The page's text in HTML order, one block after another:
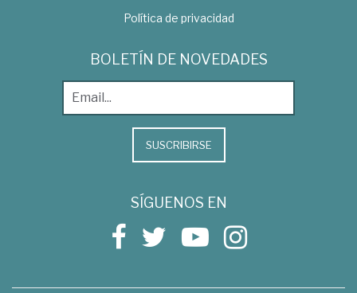
Política de privacidad
BOLETÍN DE NOVEDADES
SUSCRIBIRSE
SÍGUENOS EN